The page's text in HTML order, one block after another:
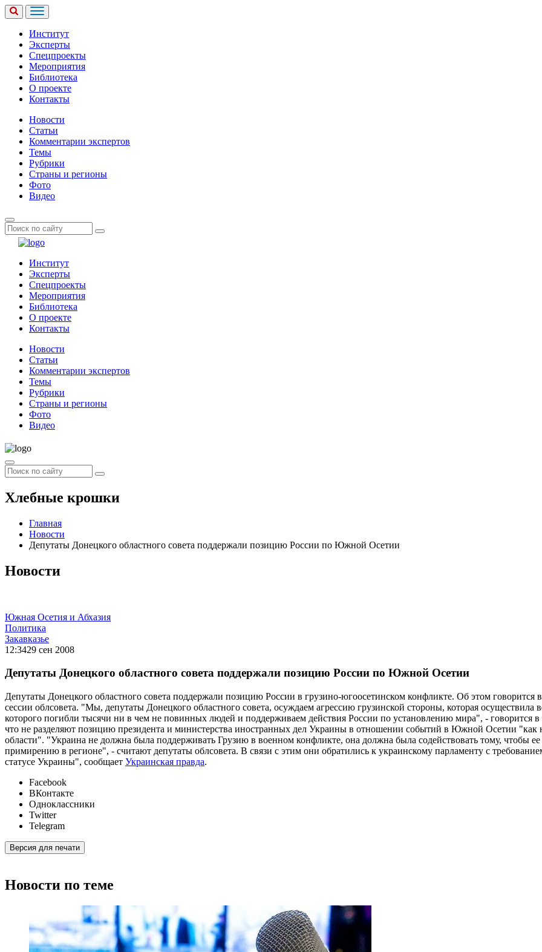
Институт
Эксперты
Спецпроекты
Мероприятия
Библиотека
О проекте
Контакты
Новости
Статьи
Комментарии экспертов
Темы
Рубрики
Страны и регионы
Фото
Видео
Институт
Эксперты
Спецпроекты
Мероприятия
Библиотека
О проекте
Контакты
Новости
Статьи
Комментарии экспертов
Темы
Рубрики
Страны и регионы
Фото
Видео
Хлебные крошки
Главная
Новости
Депутаты Донецкого областного совета поддержали позицию России по Южной Осетии
Новости
Южная Осетия и Абхазия
Политика
Закавказье
12:3429 сен 2008
Депутаты Донецкого областного совета поддержали позицию России по Южной Осетии
Депутаты Донецкого областного совета поддержали позицию России в грузино-югоосетинском конфликте. Об этом говорится
сессии облсовета. "Мы, депутаты Донецкого областного совета, осуждаем агрессию грузинской стороны, которая
которого погибли тысячи ни в чем не повинных людей и поддерживаем действия России по установлению мира", - говорится
что не разделяют позицию президента и министерства иностранных дел Украины в отношении событий в Южной Осетии
области". "Украина не должна была поддерживать Грузию в военном конфликте, она должна была содействовать тому, чтобы
примирению в регионе", - считают депутаты облсовета. В связи с этим они обратились к украинскому парламенту с
статусе Украины", сообщает Украинская правда.
Facebook
ВКонтакте
Одноклассники
Twitter
Telegram
Версия для печати
Новости по теме